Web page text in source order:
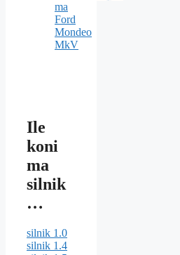
ma
Ford
Mondeo
MkV
Ile
koni
ma
silnik
…
silnik 1.0
silnik 1.4